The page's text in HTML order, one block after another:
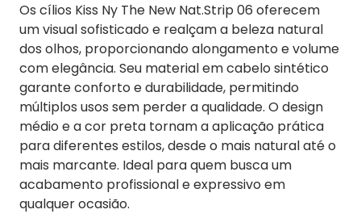
Os cílios Kiss Ny The New Nat.Strip 06 oferecem
um visual sofisticado e realçam a beleza natural
dos olhos, proporcionando alongamento e volume
com elegância. Seu material em cabelo sintético
garante conforto e durabilidade, permitindo
múltiplos usos sem perder a qualidade. O design
médio e a cor preta tornam a aplicação prática
para diferentes estilos, desde o mais natural até o
mais marcante. Ideal para quem busca um
acabamento profissional e expressivo em
qualquer ocasião.